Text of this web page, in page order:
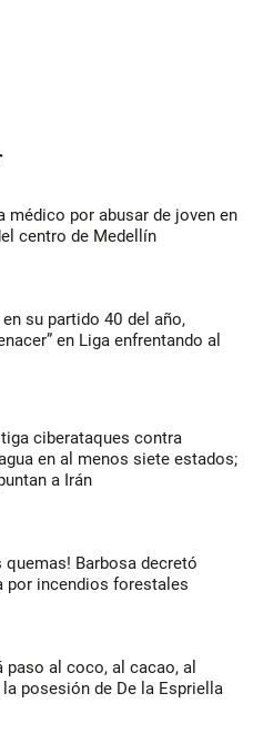
médico por abusar de joven en
centro de Medellín
su partido 40 del año,
en Liga enfrentando al
ciberataques contra
en al menos siete estados;
a Irán
quemas! Barbosa decretó
por incendios forestales
paso al coco, al cacao, al
la posesión de De la Espriella